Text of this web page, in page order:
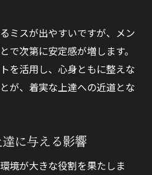
ミスが出やすいですが、メン
で次第に安定感が増します。
を活用し、心身ともに整えな
が、着実な上達への近道とな
に与える影響
境が大きな役割を果たしま